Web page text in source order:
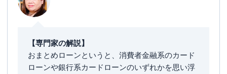
【専門家の解説】
おまとめローンというと、消費者金融系のカード
ローンや銀行系カードローンのいずれかを思い浮